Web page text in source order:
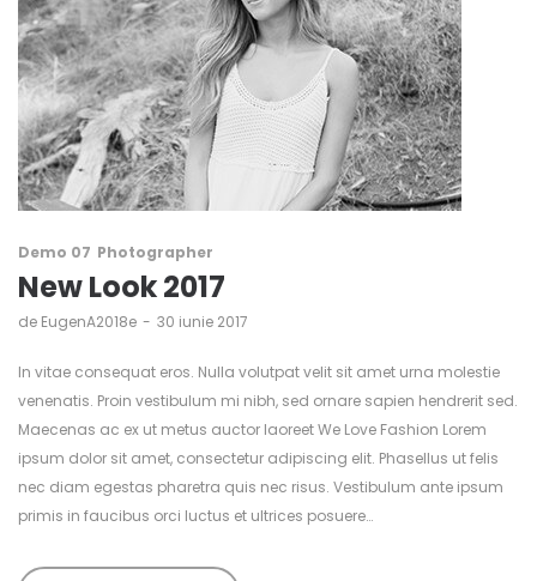
Demo 07 Photographer
New Look 2017
de EugenA2018e 30 iunie 2017
In vitae consequat eros. Nulla volutpat velit sit amet urna molestie
venenatis. Proin vestibulum mi nibh, sed ornare sapien hendrerit sed.
Maecenas ac ex ut metus auctor laoreet We Love Fashion Lorem
ipsum dolor sit amet, consectetur adipiscing elit. Phasellus ut felis
nec diam egestas pharetra quis nec risus. Vestibulum ante ipsum
primis in faucibus orci luctus et ultrices posuere…